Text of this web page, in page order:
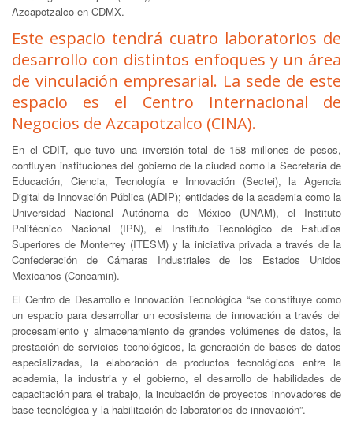
Azcapotzalco en CDMX.
Este espacio tendrá cuatro laboratorios de
desarrollo con distintos enfoques y un área
de vinculación empresarial. La sede de este
espacio es el Centro Internacional de
Negocios de Azcapotzalco (CINA).
En el CDIT, que tuvo una inversión total de 158 millones de pesos,
confluyen instituciones del gobierno de la ciudad como la Secretaría de
Educación, Ciencia, Tecnología e Innovación (Sectei), la Agencia
Digital de Innovación Pública (ADIP); entidades de la academia como la
Universidad Nacional Autónoma de México (UNAM), el Instituto
Politécnico Nacional (IPN), el Instituto Tecnológico de Estudios
Superiores de Monterrey (ITESM) y la iniciativa privada a través de la
Confederación de Cámaras Industriales de los Estados Unidos
Mexicanos (Concamin).
El Centro de Desarrollo e Innovación Tecnológica “se constituye como
un espacio para desarrollar un ecosistema de innovación a través del
procesamiento y almacenamiento de grandes volúmenes de datos, la
prestación de servicios tecnológicos, la generación de bases de datos
especializadas, la elaboración de productos tecnológicos entre la
academia, la industria y el gobierno, el desarrollo de habilidades de
capacitación para el trabajo, la incubación de proyectos innovadores de
base tecnológica y la habilitación de laboratorios de innovación”.